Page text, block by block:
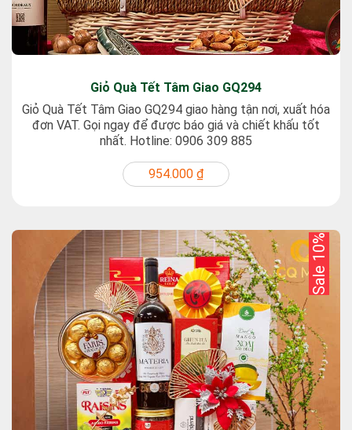
Giỏ Quà Tết Tâm Giao GQ294
Giỏ Quà Tết Tâm Giao GQ294 giao hàng tận nơi, xuất hóa
đơn VAT. Gọi ngay để được báo giá và chiết khấu tốt
nhất. Hotline: 0906 309 885
954.000 ₫
Sale 10%